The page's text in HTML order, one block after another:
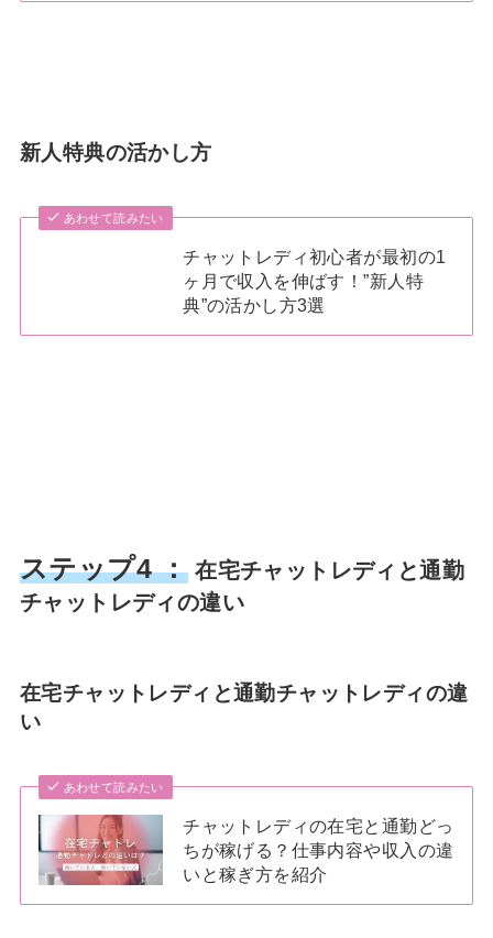
新人特典の活かし方
あわせて読みたい
チャットレディ初心者が最初の1
ヶ月で収入を伸ばす！”新人特
典”の活かし方3選
ステップ4 ：在宅チャットレディと通勤
チャットレディの違い
在宅チャットレディと通勤チャットレディの違
い
あわせて読みたい
チャットレディの在宅と通勤どっ
ちが稼げる？仕事内容や収入の違
いと稼ぎ方を紹介